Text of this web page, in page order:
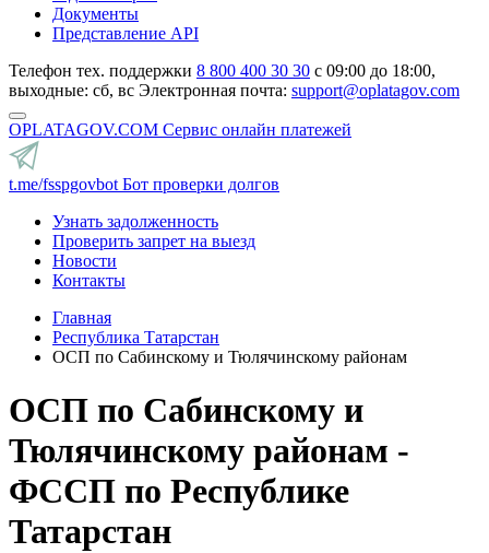
Документы
Представление API
Телефон тех. поддержки 8 800 400 30 30 с 09:00 до 18:00,
выходные: сб, вс Электронная почта: support@oplatagov.com
OPLATAGOV.COM Сервис онлайн платежей
t.me/fsspgovbot Бот проверки долгов
Узнать задолженность
Проверить запрет на выезд
Новости
Контакты
Главная
Республика Татарстан
ОСП по Сабинскому и Тюлячинскому районам
ОСП по Сабинскому и
Тюлячинскому районам -
ФССП по Республике
Татарстан